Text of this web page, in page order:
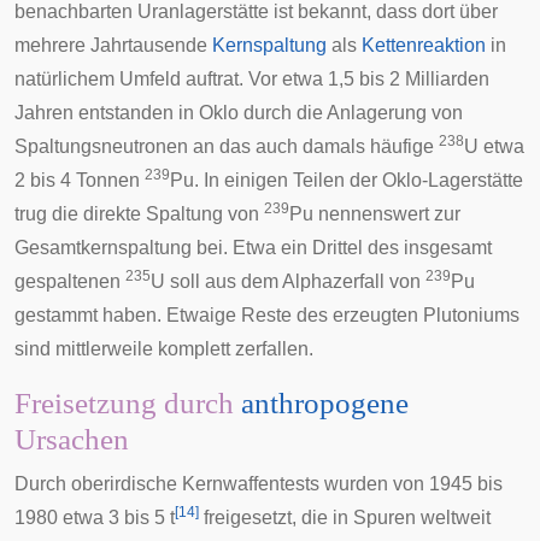
benachbarten Uranlagerstätte ist bekannt, dass dort über
mehrere Jahrtausende Kernspaltung als Kettenreaktion in
natürlichem Umfeld auftrat. Vor etwa 1,5 bis 2 Milliarden
Jahren entstanden in Oklo durch die Anlagerung von
Spaltungsneutronen an das auch damals häufige 238U etwa
2 bis 4 Tonnen 239 Pu. In einigen Teilen der Oklo-Lagerstätte
trug die direkte Spaltung von 239 Pu nennenswert zur
Gesamtkernspaltung bei. Etwa ein Drittel des insgesamt
gespaltenen 235U soll aus demAlphazerfall von 239 Pu
gestammt haben. Etwaige Reste des erzeugten Plutoniums
sind mittlerweile komplett zerfallen.
Freisetzung durch anthropogene
Ursachen
Durch oberirdische Kernwaffentests wurden von 1945 bis
1980 etwa 3 bis 5 t[14] freigesetzt, die in Spuren weltweit